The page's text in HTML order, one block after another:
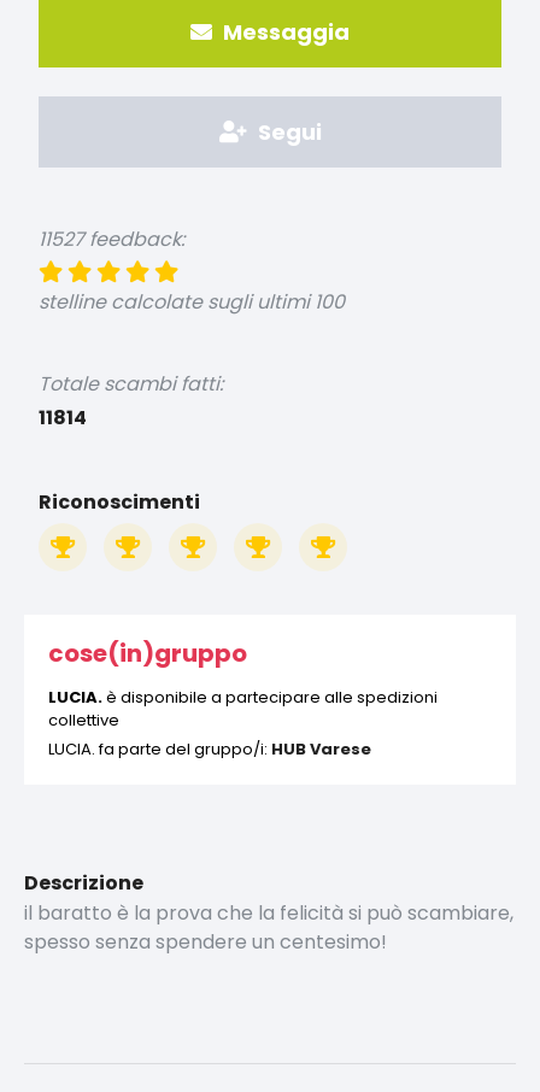
Messaggia
Segui
11527 feedback:
stelline calcolate sugli ultimi 100
Totale scambi fatti:
11814
Riconoscimenti
cose(in)gruppo
LUCIA.è disponibile a partecipare alle spedizioni
collettive
LUCIA. fa parte del gruppo/i: HUB Varese
Descrizione
il baratto è la prova che la felicità si può scambiare,
spesso senza spendere un centesimo!